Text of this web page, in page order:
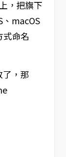
，把旗下
、macOS
式命名
，那